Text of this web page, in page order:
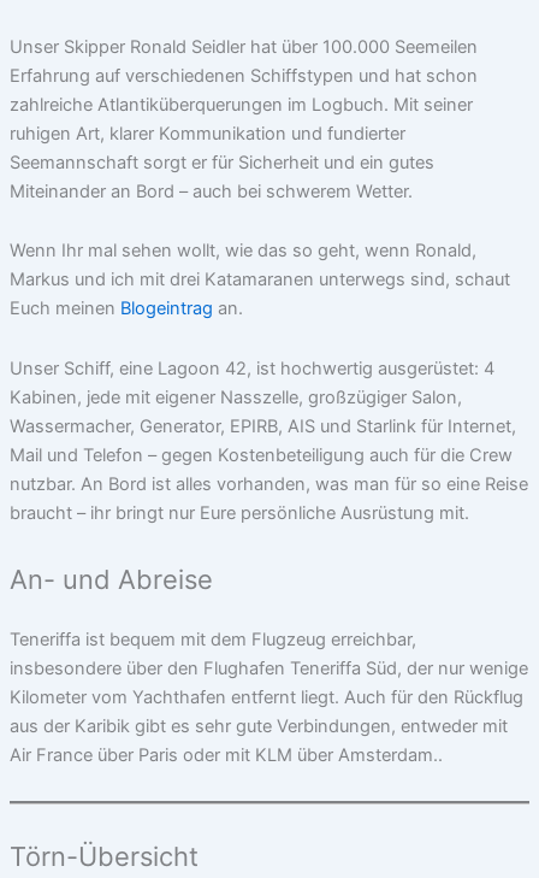
Unser Skipper Ronald Seidler hat über 100.000 Seemeilen
Erfahrung auf verschiedenen Schiffstypen und hat schon
zahlreiche Atlantiküberquerungen im Logbuch. Mit seiner
ruhigen Art, klarer Kommunikation und fundierter
Seemannschaft sorgt er für Sicherheit und ein gutes
Miteinander an Bord – auch bei schwerem Wetter.
Wenn Ihr mal sehen wollt, wie das so geht, wenn Ronald,
Markus und ich mit drei Katamaranen unterwegs sind, schaut
Euch meinen Blogeintrag an.
Unser Schiff, eine Lagoon 42, ist hochwertig ausgerüstet: 4
Kabinen, jede mit eigener Nasszelle, großzügiger Salon,
Wassermacher, Generator, EPIRB, AIS und Starlink für Internet,
Mail und Telefon – gegen Kostenbeteiligung auch für die Crew
nutzbar. An Bord ist alles vorhanden, was man für so eine Reise
braucht – ihr bringt nur Eure persönliche Ausrüstung mit.
An- und Abreise
Teneriffa ist bequem mit dem Flugzeug erreichbar,
insbesondere über den Flughafen Teneriffa Süd, der nur wenige
Kilometer vom Yachthafen entfernt liegt. Auch für den Rückflug
aus der Karibik gibt es sehr gute Verbindungen, entweder mit
Air France über Paris oder mit KLM über Amsterdam..
Törn-Übersicht